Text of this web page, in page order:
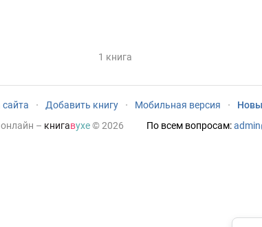
1 книга
· Добавить книгу · Мобильная версия ·
– книгавухе© 2026 По всем вопросам: